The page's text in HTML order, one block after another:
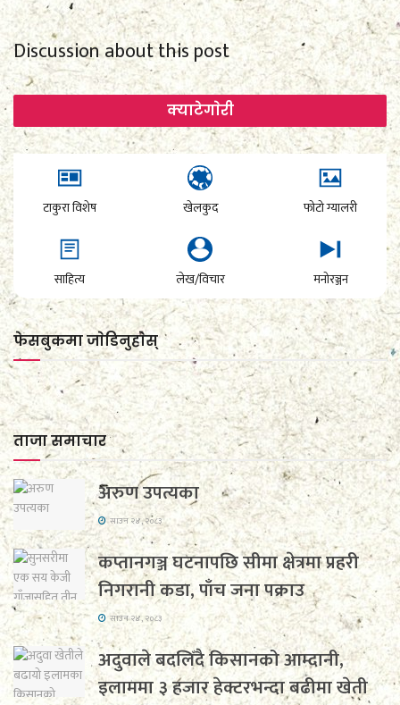
Discussion about this post
क्याटेगाेरी
टाकुरा विशेष खेलकुद फोटो ग्यालरी
साहित्य लेख/विचार मनोरञ्जन
फेसबुकमा जाेडिनुहाेस्
ताजा समाचार
अरुण उपत्यका
साउन २४, २०८३
कप्तानगञ्ज घटनापछि सीमा क्षेत्रमा प्रहरी
निगरानी कडा, पाँच जना पक्राउ
साउन २४, २०८३
अदुवाले बदलिँदै किसानको आम्दानी,
इलाममा ३ हजार हेक्टरभन्दा बढीमा खेती